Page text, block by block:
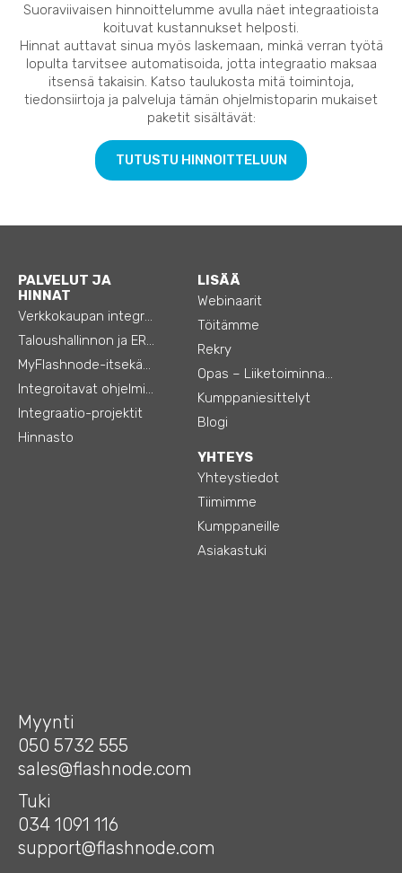
Suoraviivaisen hinnoittelumme avulla näet integraatioista
koituvat kustannukset helposti.
Hinnat auttavat sinua myös laskemaan, minkä verran työtä
lopulta tarvitsee automatisoida, jotta integraatio maksaa
itsensä takaisin. Katso taulukosta mitä toimintoja,
tiedonsiirtoja ja palveluja tämän ohjelmistoparin mukaiset
paketit sisältävät:
TUTUSTU HINNOITTELUUN
PALVELUT JA
HINNAT
Verkkokaupan integraatiot
Taloushallinnon ja ERP:n integraatiot
MyFlashnode-itsekäyttö-automaatio
Integroitavat ohjelmistot
Integraatio-projektit
Hinnasto
LISÄÄ
Webinaarit
Töitämme
Rekry
Opas – Liiketoiminnan tehostamiseen
Kumppaniesittelyt
Blogi
YHTEYS
Yhteystiedot
Tiimimme
Kumppaneille
Asiakastuki
Myynti
050 5732 555
sales@flashnode.com
Tuki
034 1091 116
support@flashnode.com